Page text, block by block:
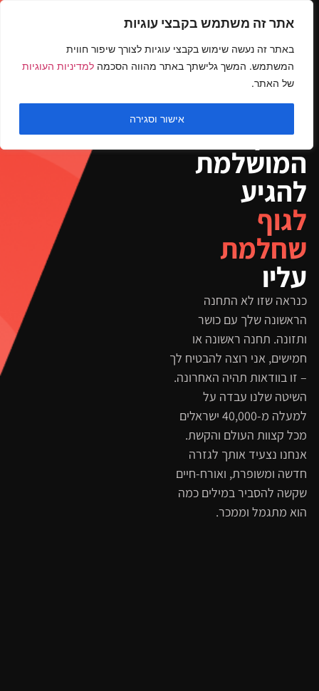
אתר זה משתמש בקבצי עוגיות
באתר זה נעשה שימוש בקבצי עוגיות לצורך שיפור חווית
המשתמש. המשך גלישתך באתר מהווה הסכמה למדיניות העוגיות
של האתר.
אישור וסגירה
מציג
הדרך
המושלמת
להגיע
לגוף
שחלמת
עליו
כנראה שזו לא התחנה
הראשונה שלך עם כושר
ותזונה. תחנה ראשונה או
חמישים, אני רוצה להבטיח לך
– זו בוודאות תהיה האחרונה.
השיטה שלנו עבדה על
למעלה מ-40,000 ישראלים
מכל קצוות העולם והקשת.
אנחנו נצעיד אותך לגזרה
חדשה ומשופרת, ואורח-חיים
שקשה להסביר במילים כמה
הוא מתגמל וממכר.